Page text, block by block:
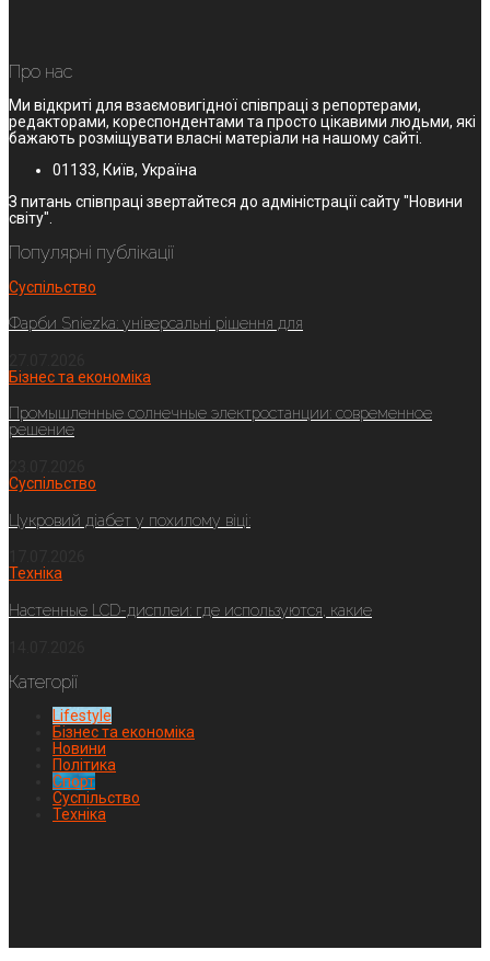
Про нас
Ми відкриті для взаємовигідної співпраці з репортерами,
редакторами, кореспондентами та просто цікавими людьми, які
бажають розміщувати власні матеріали на нашому сайті.
01133, Київ, Україна
З питань співпраці звертайтеся до адміністрації сайту "Новини
світу".
Популярні публікації
Суспільство
Фарби Sniezka: універсальні рішення для
Бізнес та економіка
Промышленные солнечные электростанции: современное
решение
Суспільство
Цукровий діабет у похилому віці:
Техніка
Настенные LCD-дисплеи: где используются, какие
Категорії
Lifestyle
Бізнес та економіка
Новини
Політика
Спорт
Суспільство
Техніка